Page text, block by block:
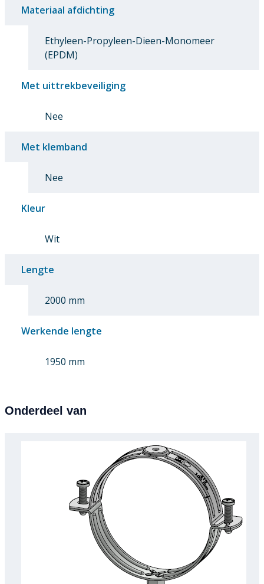
Materiaal afdichting
Ethyleen-Propyleen-Dieen-Monomeer
(EPDM)
Met uittrekbeveiliging
Nee
Met klemband
Nee
Kleur
Wit
Lengte
2000 mm
Werkende lengte
1950 mm
Onderdeel van